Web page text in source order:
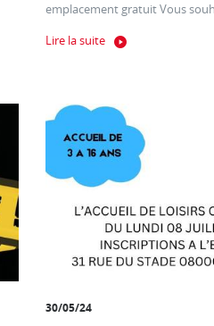
emplacement gratuit Vous
Lire la suite
30/05/24